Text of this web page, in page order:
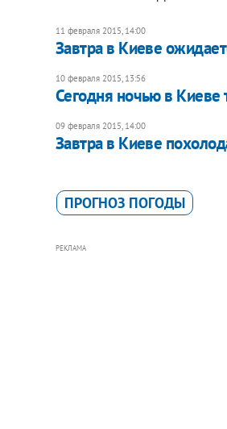
11 февраля 2015, 14:00
Завтра в Киеве
10 февраля 2015, 13:56
Сегодня ночью в Киеве
09 февраля 2015, 14:00
Завтра в Киеве
ПРОГНОЗ ПОГОДЫ
РЕКЛАМА